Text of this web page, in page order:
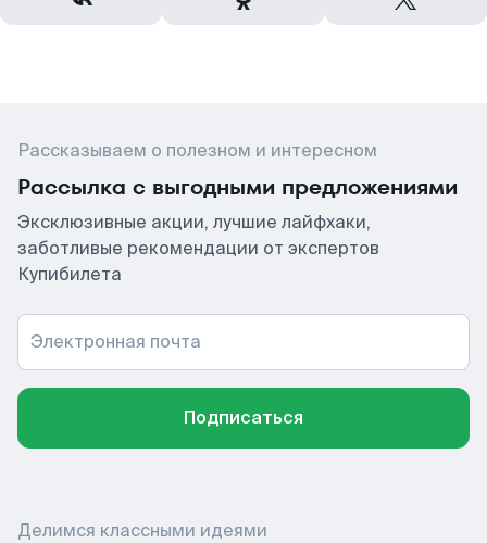
Рассказываем о полезном и интересном
Рассылка с выгодными предложениями
Эксклюзивные акции, лучшие лайфхаки,
заботливые рекомендации от экспертов
Купибилета
Электронная почта
Подписаться
Делимся классными идеями